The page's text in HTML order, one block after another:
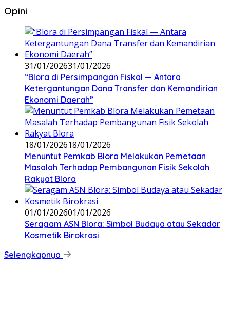
Opini
31/01/202631/01/2026
‎“Blora di Persimpangan Fiskal — Antara
Ketergantungan Dana Transfer dan Kemandirian
Ekonomi Daerah”
18/01/202618/01/2026
‎Menuntut Pemkab Blora Melakukan Pemetaan
Masalah Terhadap Pembangunan Fisik Sekolah
Rakyat Blora
01/01/202601/01/2026
‎Seragam ASN Blora: Simbol Budaya atau Sekadar
Kosmetik Birokrasi
Selengkapnya